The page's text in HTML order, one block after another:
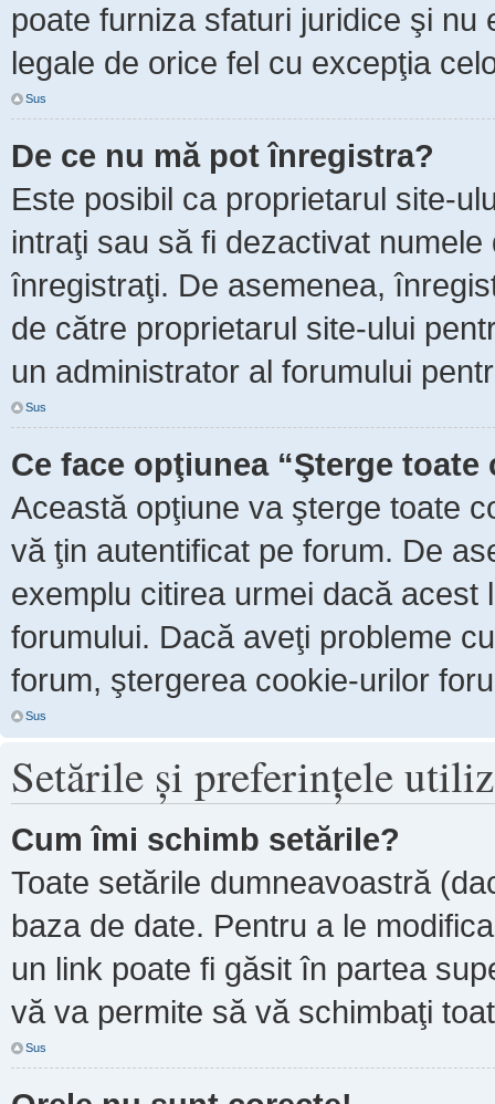
poate furniza sfaturi juridice şi
legale de orice fel cu excepţia
Sus
De ce nu mă pot înregistra?
Este posibil ca proprietarul site-
intraţi sau să fi dezactivat
înregistraţi. De asemenea,
de către proprietarul site-ului
un administrator al forumului
Sus
Ce face opţiunea “Şterge
Această opţiune va şterge toate
vă ţin autentificat pe forum. De
exemplu citirea urmei dacă
forumului. Dacă aveţi probleme
forum, ştergerea cookie-urilor
Sus
Setările şi preferinţele
Cum îmi schimb setările?
Toate setările dumneavoastră
baza de date. Pentru a le
un link poate fi găsit în partea
vă va permite să vă schimbaţi
Sus